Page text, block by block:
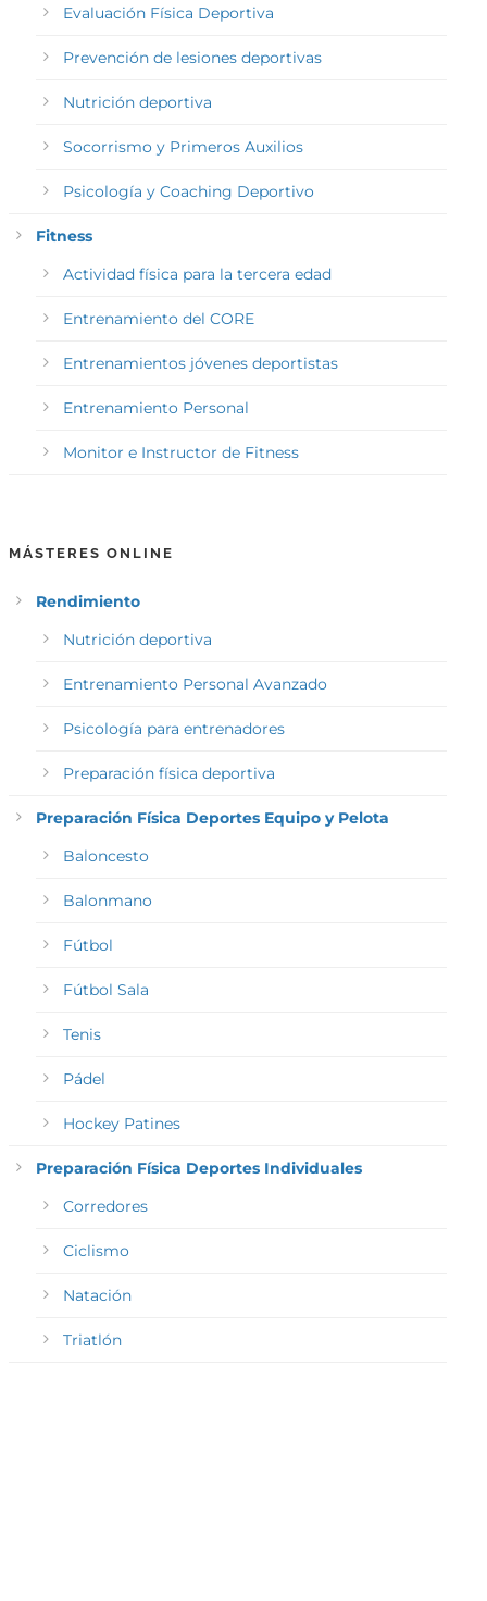
Evaluación Física Deportiva
Prevención de lesiones deportivas
Nutrición deportiva
Socorrismo y Primeros Auxilios
Psicología y Coaching Deportivo
Fitness
Actividad física para la tercera edad
Entrenamiento del CORE
Entrenamientos jóvenes deportistas
Entrenamiento Personal
Monitor e Instructor de Fitness
MÁSTERES ONLINE
Rendimiento
Nutrición deportiva
Entrenamiento Personal Avanzado
Psicología para entrenadores
Preparación física deportiva
Preparación Física Deportes Equipo y Pelota
Baloncesto
Balonmano
Fútbol
Fútbol Sala
Tenis
Pádel
Hockey Patines
Preparación Física Deportes Individuales
Corredores
Ciclismo
Natación
Triatlón